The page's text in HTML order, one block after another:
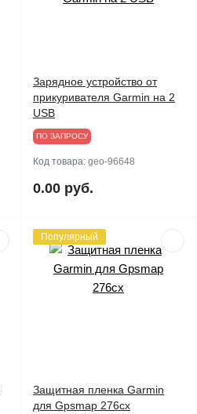
Зарядное устройство от
прикуривателя Garmin на 2
USB
ПО ЗАПРОСУ
Код товара: geo-96648
0.00 руб.
Популярный
Защитная пленка Garmin
для Gpsmap 276cx